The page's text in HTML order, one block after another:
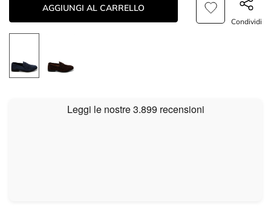
AGGIUNGI AL CARRELLO
Condividi